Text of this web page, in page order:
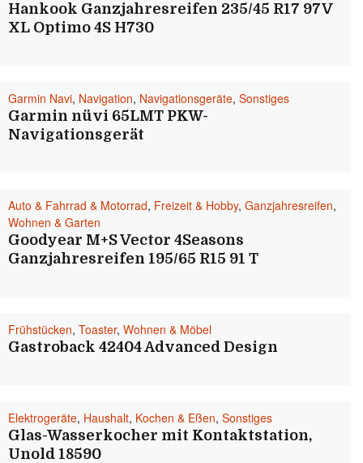
Hankook Ganzjahresreifen 235/45 R17 97V
XL Optimo 4S H730
Garmin Navi, Navigation, Navigationsgeräte, Sonstiges
Garmin nüvi 65LMT PKW-
Navigationsgerät
Auto & Fahrrad & Motorrad, Freizeit & Hobby, Ganzjahresreifen,
Wohnen & Garten
Goodyear M+S Vector 4Seasons
Ganzjahresreifen 195/65 R15 91 T
Frühstücken, Toaster, Wohnen & Möbel
Gastroback 42404 Advanced Design
Elektrogeräte, Haushalt, Kochen & Eßen, Sonstiges
Glas-Wasserkocher mit Kontaktstation,
Unold 18590